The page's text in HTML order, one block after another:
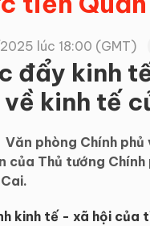
lúc 18:00 (GMT)
đẩy kinh
kinh tế
Văn phòng Chính
của Thủ tướng Chính
kinh tế - xã hội của